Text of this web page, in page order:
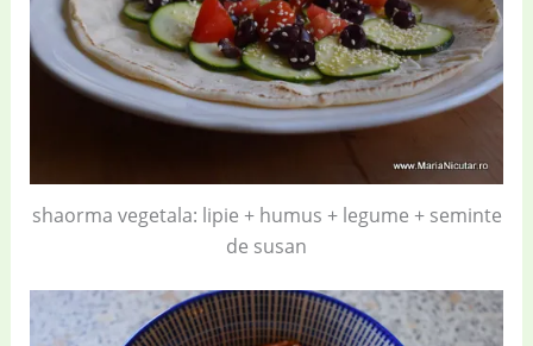
shaorma vegetala: lipie + humus + legume + seminte
de susan